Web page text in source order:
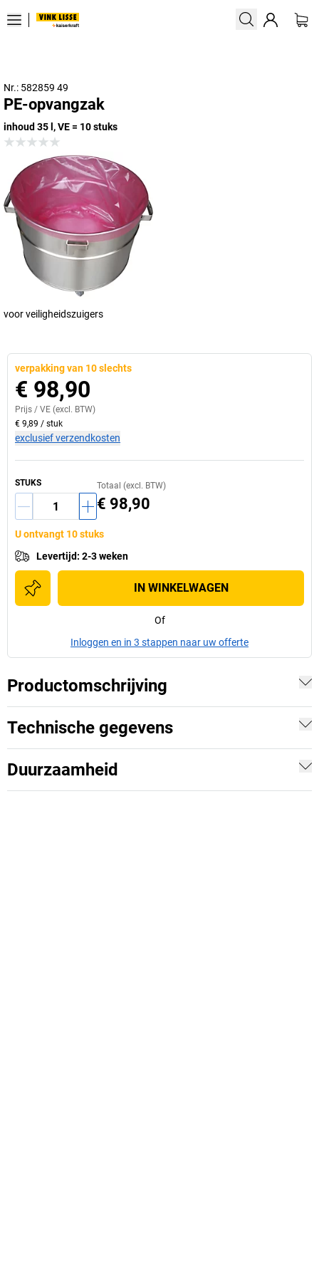
Nr.: 582859 49
PE-opvangzak
inhoud 35 l, VE = 10 stuks
voor veiligheidszuigers
verpakking van 10 slechts
€ 98,90
Prijs / VE (excl. BTW)
€ 9,89 / stuk
exclusief verzendkosten
STUKS Totaal (excl. BTW)
€ 98,90
U ontvangt 10 stuks
Levertijd: 2-3 weken
IN WINKELWAGEN
Of
Inloggen en in 3 stappen naar uw offerte
Productomschrijving
Technische gegevens
Duurzaamheid